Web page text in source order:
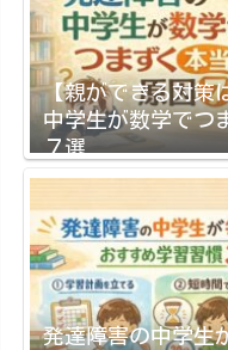
【親ができる対策
中学生が数学でつ
７選
発達障害の中学生